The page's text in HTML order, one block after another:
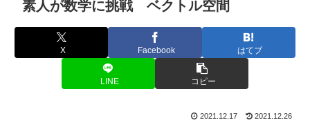
素人が数学に挑戦 ベクトル空間
X Facebook はてブ
LINE コピー
2021.12.17 2021.12.26